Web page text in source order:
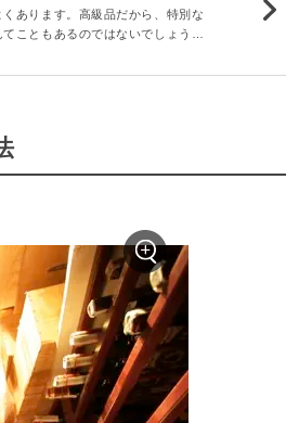
あります。高級品だから、特別な
こともあるのではないでしょう